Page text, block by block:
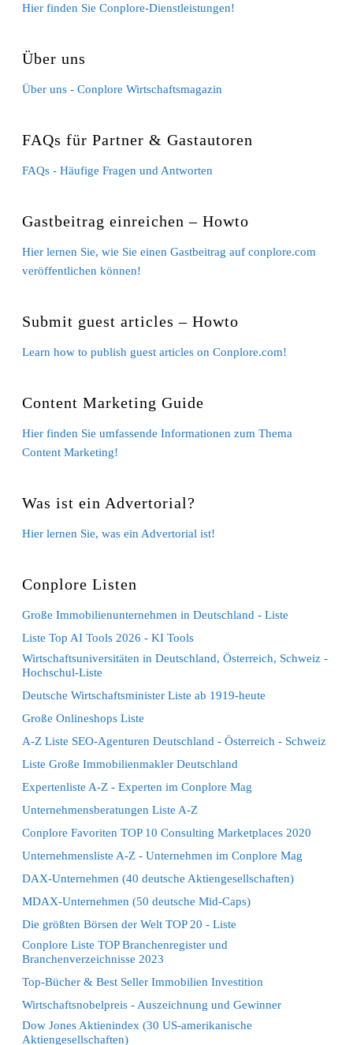
Hier finden Sie Conplore-Dienstleistungen!
Über uns
Über uns - Conplore Wirtschaftsmagazin
FAQs für Partner & Gastautoren
FAQs - Häufige Fragen und Antworten
Gastbeitrag einreichen – Howto
Hier lernen Sie, wie Sie einen Gastbeitrag auf conplore.com
veröffentlichen können!
Submit guest articles – Howto
Learn how to publish guest articles on Conplore.com!
Content Marketing Guide
Hier finden Sie umfassende Informationen zum Thema
Content Marketing!
Was ist ein Advertorial?
Hier lernen Sie, was ein Advertorial ist!
Conplore Listen
Große Immobilienunternehmen in Deutschland - Liste
Liste Top AI Tools 2026 - KI Tools
Wirtschaftsuniversitäten in Deutschland, Österreich, Schweiz -
Hochschul-Liste
Deutsche Wirtschaftsminister Liste ab 1919-heute
Große Onlineshops Liste
A-Z Liste SEO-Agenturen Deutschland - Österreich - Schweiz
Liste Große Immobilienmakler Deutschland
Expertenliste A-Z - Experten im Conplore Mag
Unternehmensberatungen Liste A-Z
Conplore Favoriten TOP 10 Consulting Marketplaces 2020
Unternehmensliste A-Z - Unternehmen im Conplore Mag
DAX-Unternehmen (40 deutsche Aktiengesellschaften)
MDAX-Unternehmen (50 deutsche Mid-Caps)
Die größten Börsen der Welt TOP 20 - Liste
Conplore Liste TOP Branchenregister und
Branchenverzeichnisse 2023
Top-Bücher & Best Seller Immobilien Investition
Wirtschaftsnobelpreis - Auszeichnung und Gewinner
Dow Jones Aktienindex (30 US-amerikanische
Aktiengesellschaften)